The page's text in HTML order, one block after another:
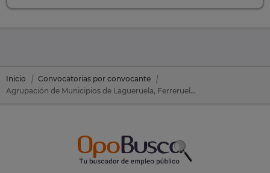
Inicio
Convocatorias por convocante
Agrupación de Municipios de Lagueruela, Ferreruela de Huerva, Villahermosa del Campo, Bea y Lanzuela